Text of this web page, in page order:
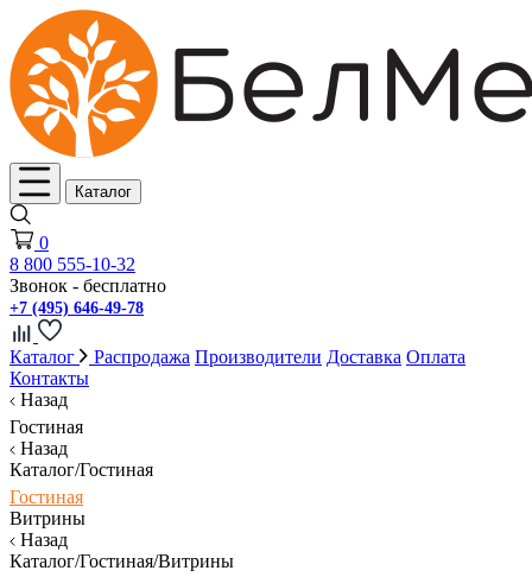
Каталог
0
8 800 555-10-32
Звонок - бесплатно
+7 (495) 646-49-78
Каталог Распродажа Производители Доставка Оплата
Контакты
Назад
Гостиная
Назад
Каталог/Гостиная
Гостиная
Витрины
Назад
Каталог/Гостиная/Витрины